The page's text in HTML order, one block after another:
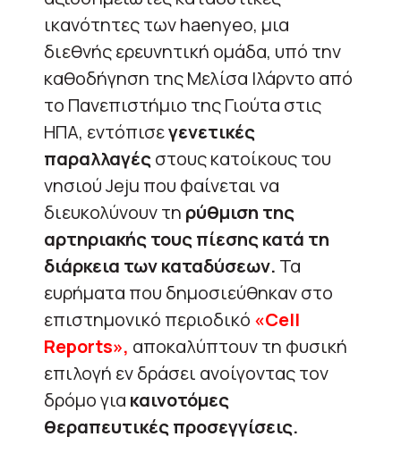
ικανότητες των haenyeo, μια
διεθνής ερευνητική ομάδα, υπό την
καθοδήγηση της Μελίσα Ιλάρντο από
το Πανεπιστήμιο της Γιούτα στις
ΗΠΑ, εντόπισεγενετικές
παραλλαγέςστους κατοίκους του
νησιού Jeju που φαίνεται να
διευκολύνουν τη ρύθμιση της
αρτηριακής τους πίεσης κατά τη
διάρκεια των καταδύσεων. Τα
ευρήματα που δημοσιεύθηκαν στο
επιστημονικό περιοδικό «Cell
Reports», αποκαλύπτουν τη φυσική
επιλογή εν δράσει ανοίγοντας τον
δρόμο για καινοτόμες
θεραπευτικές προσεγγίσεις.